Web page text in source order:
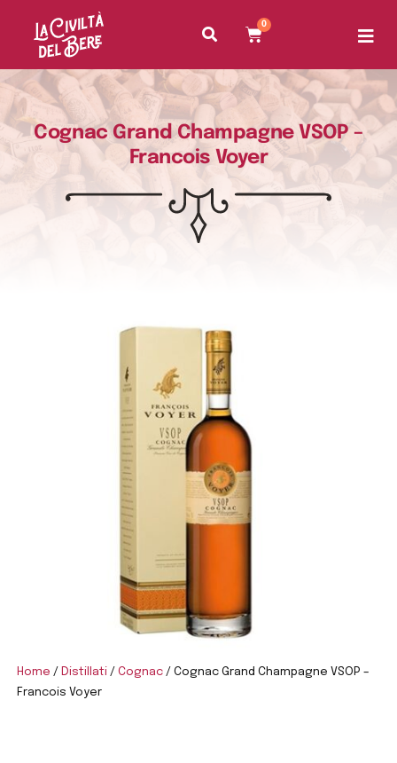
0
Cognac Grand Champagne VSOP –
Francois Voyer
Home / Distillati /Cognac / Cognac Grand Champagne VSOP –
Francois Voyer